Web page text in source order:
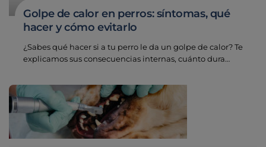
Golpe de calor en perros: síntomas, qué
hacer y cómo evitarlo
¿Sabes qué hacer si a tu perro le da un golpe de calor? Te
explicamos sus consecuencias internas, cuánto dura…